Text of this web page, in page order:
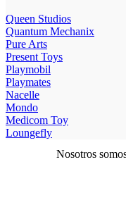
Queen Studios
Quantum Mechanix
Pure Arts
Present Toys
Playmobil
Playmates
Nacelle
Mondo
Medicom Toy
Loungefly
Nosotros